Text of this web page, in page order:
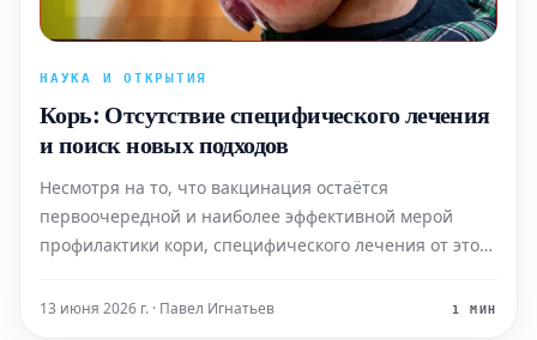
НАУКА И ОТКРЫТИЯ
Корь: Отсутствие специфического лечения
и поиск новых подходов
Несмотря на то, что вакцинация остаётся
первоочередной и наиболее эффективной мерой
профилактики кори, специфического лечения от этого
существует. Разработка таких методов терапии
13 июня 2026 г. · Павел Игнатьев 1 МИН